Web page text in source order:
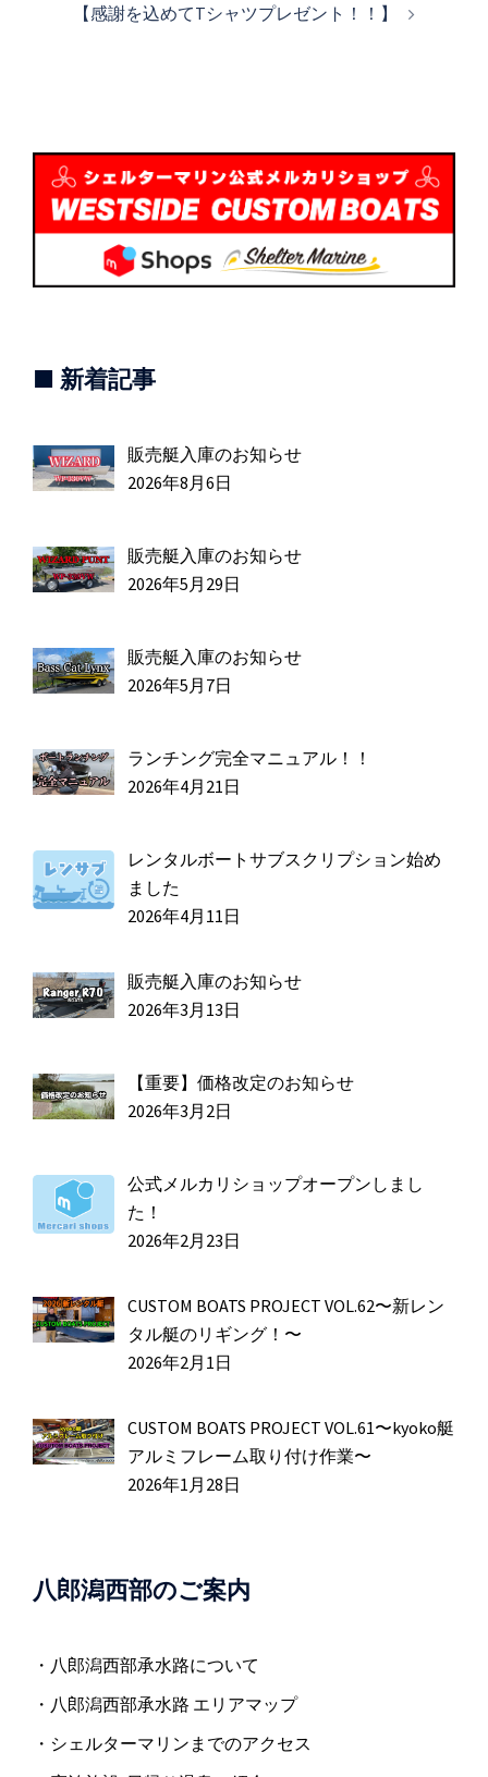
ン
【感謝を込めてTシャツプレゼント！！】
■ 新着記事
販売艇入庫のお知らせ
2026年8月6日
販売艇入庫のお知らせ
2026年5月29日
販売艇入庫のお知らせ
2026年5月7日
ランチング完全マニュアル！！
2026年4月21日
レンタルボートサブスクリプション始め
ました
2026年4月11日
販売艇入庫のお知らせ
2026年3月13日
【重要】価格改定のお知らせ
2026年3月2日
公式メルカリショップオープンしまし
た！
2026年2月23日
CUSTOM BOATS PROJECT VOL.62〜新レン
タル艇のリギング！〜
2026年2月1日
CUSTOM BOATS PROJECT VOL.61〜kyoko艇
アルミフレーム取り付け作業〜
2026年1月28日
八郎潟西部のご案内
・八郎潟西部承水路について
・八郎潟西部承水路 エリアマップ
・シェルターマリンまでのアクセス